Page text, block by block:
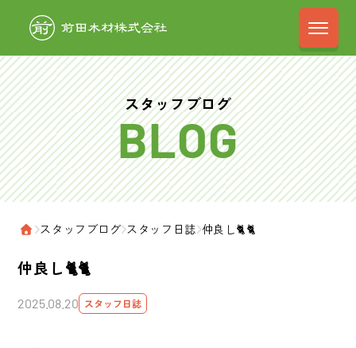
前田木材株式
スタッフブログ
ホーム
›スタッフブログ›スタッフ日誌›仲良し🐈🐈
仲良し🐈🐈
2025.08.20 スタッフ日誌